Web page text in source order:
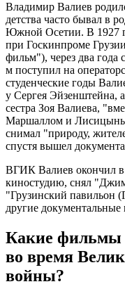
Владимир Валиев
детства часто бывал в
Южной Осетии. В 1927
при Госкинпроме
фильм"), через два года
м поступил на
студенческие годы
у Сергея Эйзенштейна,
сестра Зоя Валиева,
Маршаллом и
снимал "природу,
спустя вышел
ВГИК Валиев окончил в
киностудию, снял
"Грузинский павильон
другие
Какие фильмы
во время
войны?